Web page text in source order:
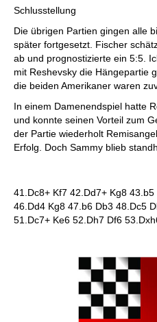
Schlusstellung
Die übrigen Partien gingen alle
später fortgesetzt. Fischer
ab und prognostizierte ein 5:5.
mit Reshevsky die Hängepartie
die beiden Amerikaner waren
In einem Damenendspiel hatte
und konnte seinen Vorteil zum
der Partie wiederholt
Erfolg. Doch Sammy blieb
41.Dc8+ Kf7 42.Dd7+ Kg8
46.Dd4 Kg8 47.b6 Db3 48.Dc5
51.Dc7+ Ke6 52.Dh7 Df6